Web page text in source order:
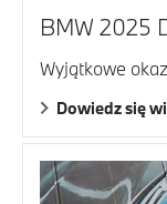
BMW 2025
Wyjątkowe
Dowiedz się